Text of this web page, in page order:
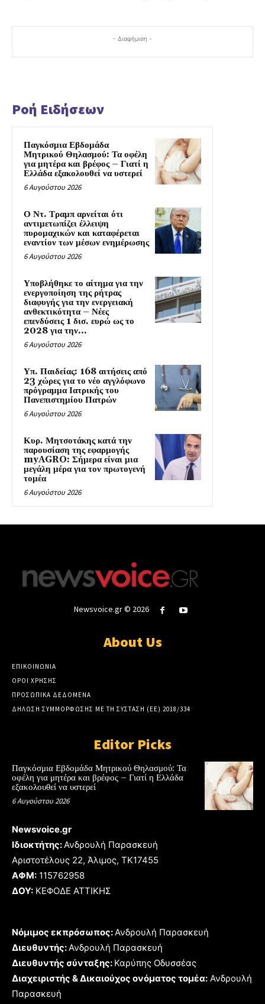
- Διαφήμιση -
Ροή Ειδήσεων
Παγκόσμια Εβδομάδα
Μητρικού Θηλασμού: Τα οφέλη
για μητέρα και βρέφος – Γιατί η
Ελλάδα εξακολουθεί να υστερεί
6 Αυγούστου 2026
Ο Ντ. Τραμπ αρνείται ότι
αντιμετωπίζει έλλειψη
πυρομαχικών και καταφέρεται
εναντίον των μέσων ενημέρωσης
6 Αυγούστου 2026
Υποβλήθηκε το αίτημα για την
ενεργοποίηση της ρήτρας
διαφυγής για την ενεργειακή
ανθεκτικότητα – Νέες
επενδύσεις 1 δισ. ευρώ ως το
2028 για την...
6 Αυγούστου 2026
Υπ. Παιδείας: 168 αιτήσεις από
23 χώρες για το νέο αγγλόφωνο
πρόγραμμα Ιατρικής του
Πανεπιστημίου Πατρών
6 Αυγούστου 2026
Κυρ. Μητσοτάκης κατά την
παρουσίαση της εφαρμογής
myAGRO: Σήμερα είναι μια
μεγάλη μέρα για τον πρωτογενή
τομέα
6 Αυγούστου 2026
Newsvoice.gr © 2026
About Us
ΕΠΙΚΟΙΝΩΝΙΑ
ΟΡΟΙ ΧΡΗΣΗΣ
ΠΡΟΣΩΠΙΚΑ ΔΕΔΟΜΕΝΑ
ΔΗΛΩΣΗ ΣΥΜΜΟΡΦΩΣΗΣ ΜΕ ΤΗ ΣΥΣΤΑΣΗ (ΕΕ) 2018/334
Editor Picks
Παγκόσμια Εβδομάδα Μητρικού Θηλασμού: Τα
οφέλη για μητέρα και βρέφος – Γιατί η Ελλάδα
εξακολουθεί να υστερεί
6 Αυγούστου 2026
Newsvoice.gr
Ιδιοκτήτης: Ανδρουλή Παρασκευή
Αριστοτέλους 22, Άλιμος, TK17455
ΑΦΜ: 115762958
ΔΟΥ: ΚΕΦΟΔΕ ΑΤΤΙΚΗΣ
Νόμιμος εκπρόσωπος: Ανδρουλή Παρασκευή
Διευθυντής: Ανδρουλή Παρασκευή
Διευθυντής σύνταξης: Καρύπης Οδυσσέας
Διαχειριστής & Δικαιούχος ονόματος τομέα: Ανδρουλή
Παρασκευή